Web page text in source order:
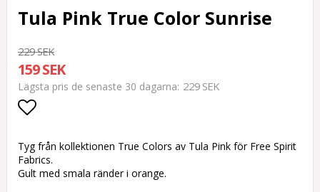
Tula Pink True Color Sunrise
229 SEK
159 SEK
Lägsta pris de senaste 30 dagarna 229 SEK
Lägg till i favoritlistan
Tyg från kollektionen True Colors av Tula Pink för Free Spirit
Fabrics.
Gult med smala ränder i orange.